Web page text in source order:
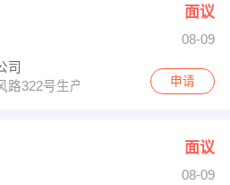
面议
08-09
司
路322号生产厂10号楼东单元1-101室
申请
面议
08-09